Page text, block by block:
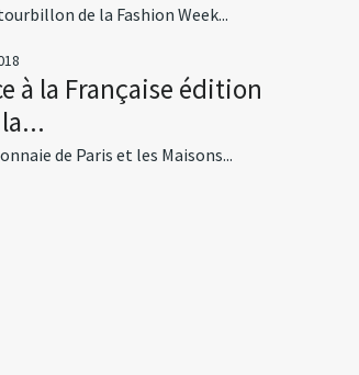
de la Fashion Week...
à la Française édition
de Paris et les Maisons...